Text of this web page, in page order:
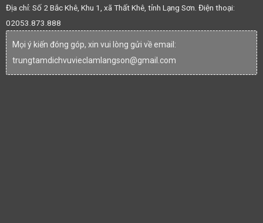
Địa chỉ: Số 2 Bắc Khê, Khu 1, xã Thất Khê, tỉnh Lạng Sơn. Điện thoại:
02053.873.888
Mọi ý kiến đóng góp, xin vui lòng gửi về email:
trungtamdichvuvieclamlangson@gmail.com